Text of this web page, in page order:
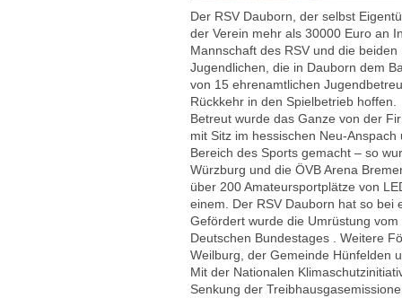
Der RSV Dauborn, der selbst
der Verein mehr als 30000 Euro an
Mannschaft des RSV und die
Jugendlichen, die in Dauborn dem
von 15 ehrenamtlichen
Rückkehr in den Spielbetrieb hoffen.
Betreut wurde das Ganze von der
mit Sitz im hessischen Neu-
Bereich des Sports gemacht – so
Würzburg und die ÖVB Arena
über 200 Amateursportplätze von
einem. Der RSV Dauborn hat so bei
Gefördert wurde die Umrüstung
Deutschen Bundestages . Weitere
Weilburg, der Gemeinde Hünfelden
Mit der Nationalen
Senkung der